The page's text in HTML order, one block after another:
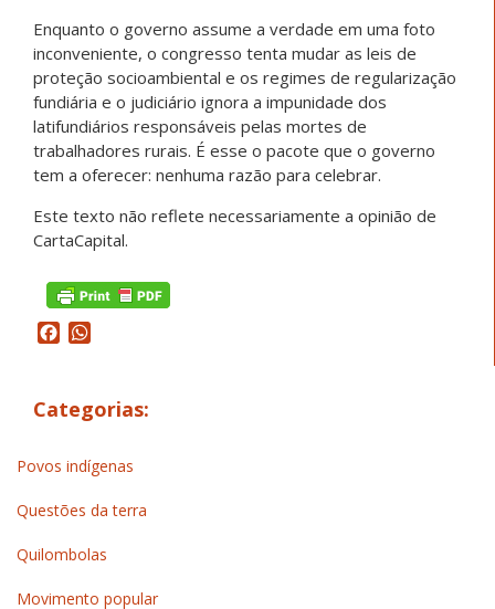
Enquanto o governo assume a verdade em uma foto
inconveniente, o congresso tenta mudar as leis de
proteção socioambiental e os regimes de regularização
fundiária e o judiciário ignora a impunidade dos
latifundiários responsáveis pelas mortes de
trabalhadores rurais. É esse o pacote que o governo
tem a oferecer: nenhuma razão para celebrar.
Este texto não reflete necessariamente a opinião de
CartaCapital.
Facebook
Categorias:
Povos indígenas
Questões da terra
Quilombolas
Movimento popular